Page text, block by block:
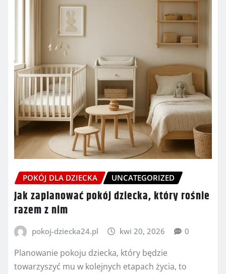
POKÓJ DLA DZIECKA UNCATEGORIZED
Jak zaplanować pokój dziecka, który rośnie
razem z nim
pokoj-dziecka24.pl kwi 20, 2026 0
Planowanie pokoju dziecka, który będzie
towarzyszyć mu w kolejnych etapach życia, to